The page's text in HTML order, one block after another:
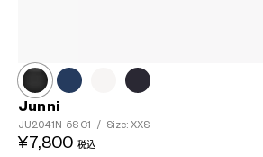
Junni
JU2041N-5S C1 / Size: XXS
¥7,800 税込